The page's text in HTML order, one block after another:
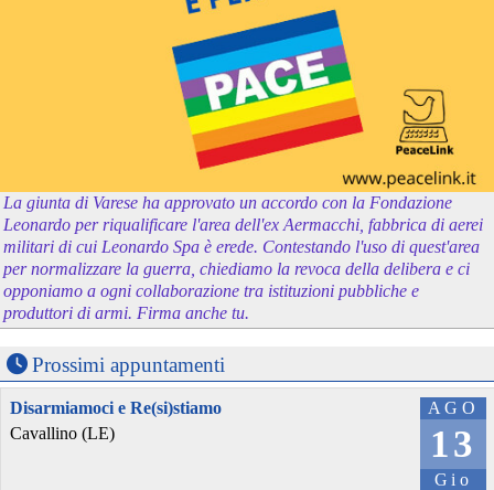
La giunta di Varese ha approvato un accordo con la Fondazione
Leonardo per riqualificare l'area dell'ex Aermacchi, fabbrica di aerei
militari di cui Leonardo Spa è erede. Contestando l'uso di quest'area
per normalizzare la guerra, chiediamo la revoca della delibera e ci
opponiamo a ogni collaborazione tra istituzioni pubbliche e
produttori di armi. Firma anche tu.
Prossimi appuntamenti
AGO
13
Gio
Disarmiamoci e Re(si)stiamo
Cavallino (LE)